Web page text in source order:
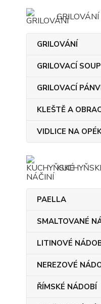
GRILOVÁNÍ
GRILOVÁNÍ
GRILOVACÍ
GRILOVACÍ
KLEŠTĚ A
VIDLICE NA
PAELLA
SMALTOVANÉ
LITINOVÉ
NEREZOVÉ
ŘÍMSKÉ NÁDOBÍ